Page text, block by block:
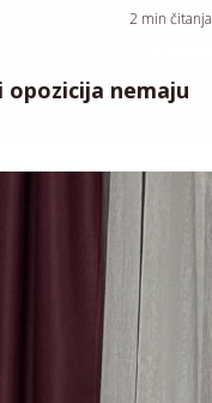
2 min čitanja
nemaju